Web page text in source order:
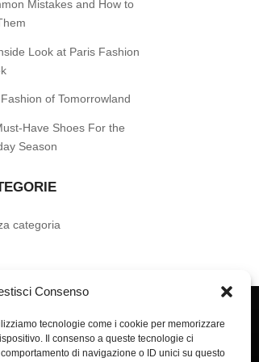
Consenso
tecnologie come i cookie per memorizzare
Il consenso a queste tecnologie ci
di navigazione o ID unici su questo
Mistakes and How to
Look at Paris Fashion
of Tomorrowland
Have Shoes For the
Season
categoria